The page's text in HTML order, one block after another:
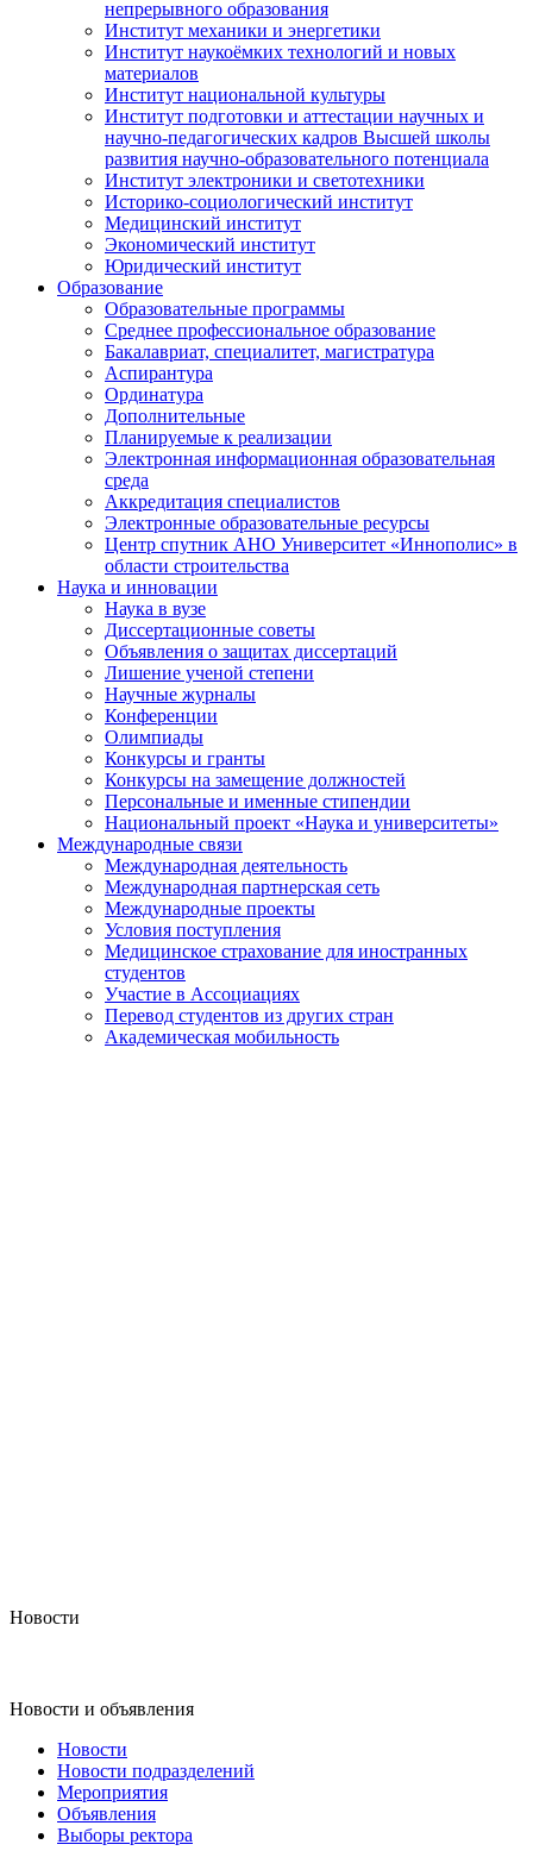
непрерывного образования
Институт механики и энергетики
Институт наукоёмких технологий и новых
материалов
Институт национальной культуры
Институт подготовки и аттестации научных и
научно-педагогических кадров Высшей школы
развития научно-образовательного потенциала
Институт электроники и светотехники
Историко-социологический институт
Медицинский институт
Экономический институт
Юридический институт
Образование
Образовательные программы
Среднее профессиональное образование
Бакалавриат, специалитет, магистратура
Аспирантура
Ординатура
Дополнительные
Планируемые к реализации
Электронная информационная образовательная
среда
Аккредитация специалистов
Электронные образовательные ресурсы
Центр спутник АНО Университет «Иннополис» в
области строительства
Наука и инновации
Наука в вузе
Диссертационные советы
Объявления о защитах диссертаций
Лишение ученой степени
Научные журналы
Конференции
Олимпиады
Конкурсы и гранты
Конкурсы на замещение должностей
Персональные и именные стипендии
Национальный проект «Наука и университеты»
Международные связи
Международная деятельность
Международная партнерская сеть
Международные проекты
Условия поступления
Медицинское страхование для иностранных
студентов
Участие в Ассоциациях
Перевод студентов из других стран
Академическая мобильность
Новости
Новости и объявления
Новости
Новости подразделений
Мероприятия
Объявления
Выборы ректора